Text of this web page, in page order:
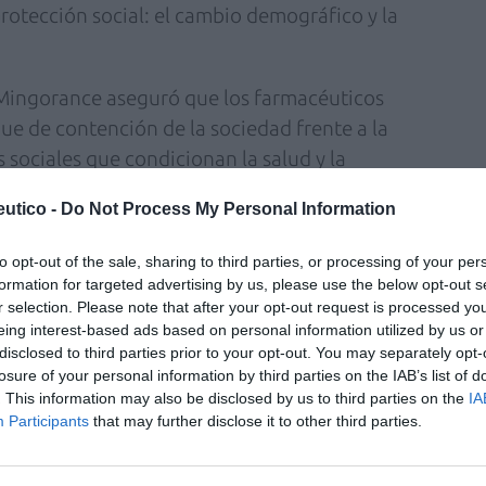
- Do Not Process My Personal Information
opt-out of the sale, sharing to third parties, or processing of your
for targeted advertising by us, please use the below opt-out
selection. Please note that after your opt-out request is processed
interest-based ads based on personal information utilized by us
to third parties prior to your opt-out. You may separately
of your personal information by third parties on the IAB’s list of
This information may also be disclosed by us to third parties on the
Participants that may further disclose it to other third parties.
social: el cambio demográfico y la
aseguró que los farmacéuticos
de contención de la sociedad frente a la
que condicionan la salud y la
Pero para afrontar esos dos grandes
funcional de la farmacia en el
desplegando desde las instituciones
hacen visible, precisamente, que los
sanitarios con competencias propias que
andaluza espera que el Gobierno Andaluz
todas las subastas de medicamentos
y, especialmente, derogue el Decreto